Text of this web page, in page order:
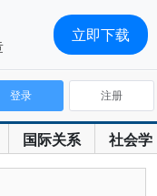
国际关系 社会学
登录 注册
立即下载